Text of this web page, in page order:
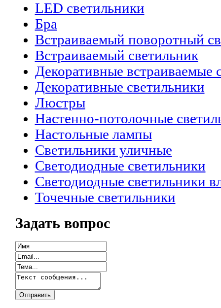
LED светильники
Бра
Встраиваемый поворотный
Встраиваемый светильник
Декоративные встраиваемые
Декоративные светильники
Люстры
Настенно-потолочные
Настольные лампы
Светильники уличные
Светодиодные светильники
Светодиодные светильники
Точечные светильники
Задать вопрос